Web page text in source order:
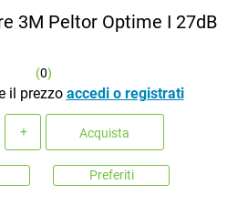
3M Peltor Optime I 27dB
(0)
il prezzo accedi o registrati
Acquista
Preferiti